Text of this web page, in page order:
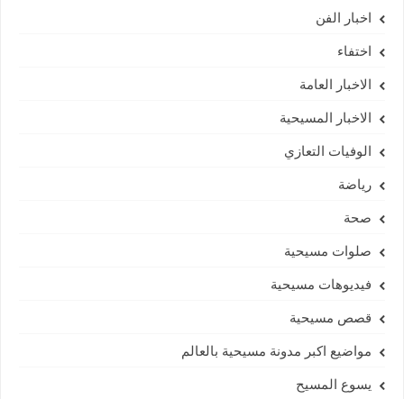
اخبار الفن
اختفاء
الاخبار العامة
الاخبار المسيحية
الوفيات التعازي
رياضة
صحة
صلوات مسيحية
فيديوهات مسيحية
قصص مسيحية
مواضيع اكبر مدونة مسيحية بالعالم
يسوع المسيح